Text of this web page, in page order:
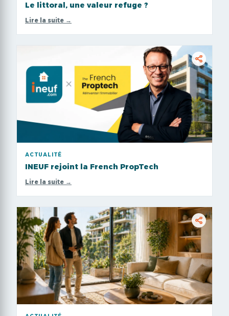
Le littoral, une valeur refuge ?
Lire la suite →
ACTUALITÉ
INEUF rejoint la French PropTech
Lire la suite →